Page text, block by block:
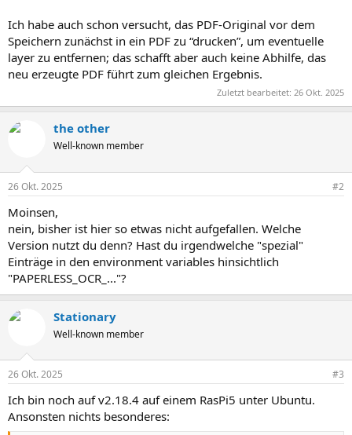
Ich habe auch schon versucht, das PDF-Original vor dem
Speichern zunächst in ein PDF zu “drucken”, um eventuelle
layer zu entfernen; das schafft aber auch keine Abhilfe, das
neu erzeugte PDF führt zum gleichen Ergebnis.
Zuletzt bearbeitet: 26 Okt. 2025
the other
Well-known member
26 Okt. 2025 #2
Moinsen,
nein, bisher ist hier so etwas nicht aufgefallen. Welche
Version nutzt du denn? Hast du irgendwelche "spezial"
Einträge in den environment variables hinsichtlich
"PAPERLESS_OCR_..."?
Stationary
Well-known member
26 Okt. 2025 #3
Ich bin noch auf v2.18.4 auf einem RasPi5 unter Ubuntu.
Ansonsten nichts besonderes: